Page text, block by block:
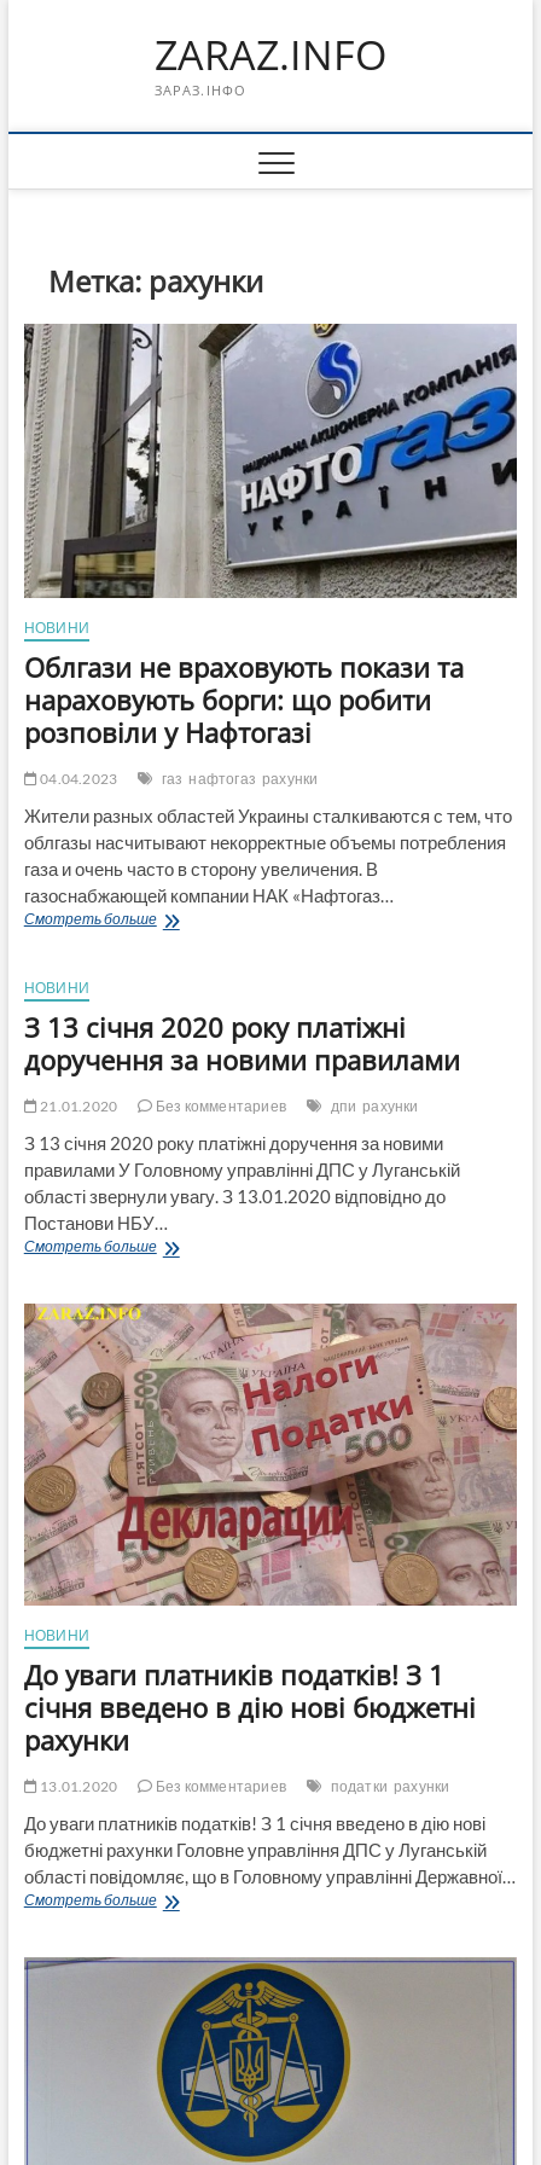
ZARAZ.INFO
ЗАРАЗ.ІНФО
Метка: рахунки
НОВИНИ
Облгази не враховують покази та
нараховують борги: що робити
розповіли у Нафтогазі
04.04.2023 газ нафтогаз рахунки
Жители разных областей Украины сталкиваются с тем, что
облгазы насчитывают некорректные объемы потребления
газа и очень часто в сторону увеличения. В
газоснабжающей компании НАК «Нафтогаз…
Смотреть большеОблгази
нараховують
що
розповіли
Нафтогазі
НОВИНИ
З 13 січня 2020 року платіжні
доручення за новими правилами
21.01.2020 Без комментариев дпи рахунки
З 13 січня 2020 року платіжні доручення за новими
правилами У Головному управлінні ДПС у Луганській
області звернули увагу. З 13.01.2020 відповідно до
Постанови НБУ…
Смотреть большеЗ
2020
року
платіжні
доручення
за
новими
правилами
НОВИНИ
До уваги платників податків! З 1
січня введено в дію нові бюджетні
рахунки
13.01.2020 Без комментариев податки рахунки
До уваги платників податків! З 1 січня введено в дію нові
бюджетні рахунки Головне управління ДПС у Луганській
області повідомляє, що в Головному управлінні Державної…
Смотреть большеДо
податків!
січня
введено
в
дію
нові
бюджетні
рахунки